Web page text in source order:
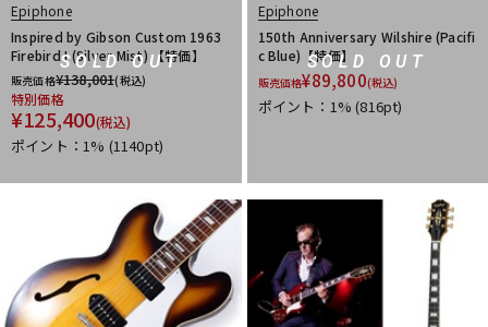
SOLD OUT
Epiphone
Inspired by Gibson Custom 1963
Firebird I (Silver Mist) 【特価】
販売価格¥138,001(税込)
特別価格
¥125,400(税込)
ポイント：1% (1140pt)
SOLD OUT
Epiphone
150th Anniversary Wilshire (Pacifi
c Blue)【特価】
販売価格¥89,800(税込)
ポイント：1%(816pt)